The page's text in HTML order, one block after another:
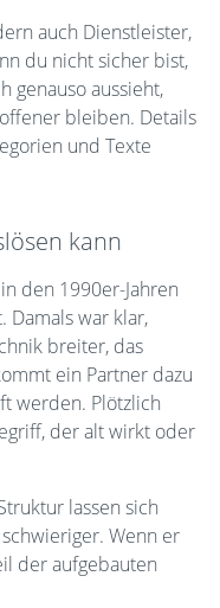
auch Dienstleister,
du nicht sicher bist,
genauso aussieht,
bleiben. Details
und Texte
kann
den 1990er-Jahren
Damals war klar,
breiter, das
ein Partner dazu
werden. Plötzlich
der alt wirkt oder
lassen sich
Wenn er
der aufgebauten